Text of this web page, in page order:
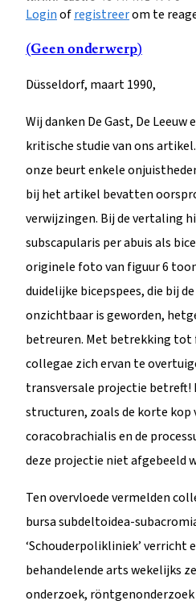
Loginofregistreerom te
(Geen onderwerp)
Düsseldorf, maart 1990,
Wij danken De Gast, De
kritische studie van ons
onze beurt enkele
bij het artikel bevatten
verwijzingen. Bij de vertaling
subscapularis per abuis als
originele foto van figuur 6
duidelijke bicepspees, die bij
onzichtbaar is geworden,
betreuren. Met betrekking tot
collegae zich ervan te
transversale projectie betreft!
structuren, zoals de korte kop
coracobrachialis en de
deze projectie niet afgebeeld
Ten overvloede vermelden
bursa subdeltoidea-
‘Schouderpolikliniek’ verricht
behandelende arts wekelijks
onderzoek,